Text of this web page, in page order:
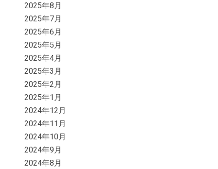
2025年8月
2025年7月
2025年6月
2025年5月
2025年4月
2025年3月
2025年2月
2025年1月
2024年12月
2024年11月
2024年10月
2024年9月
2024年8月